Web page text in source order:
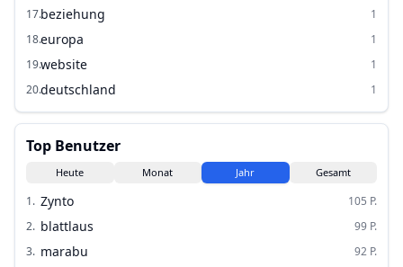
17.beziehung
1
18.europa
1
19.website
1
20.deutschland 1
Top Benutzer
Heute Monat Jahr Gesamt
1. Zynto 105 P.
2. blattlaus 99 P.
3. marabu 92 P.